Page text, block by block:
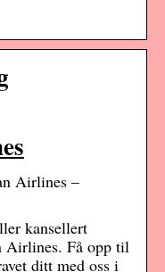
Airlines –
kansellert
Airlines. Få opp til
ditt med oss i